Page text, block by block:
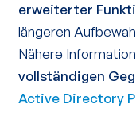
erweiterter
längeren
Nähere
vollständigen
Active Directory